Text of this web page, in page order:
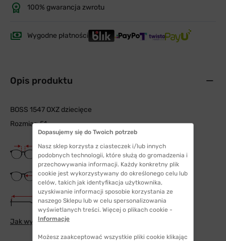
100% gwarancja zwrotu
Wygodne płatności
Opis produktu
BOSS 1547 OXZ dziecięce
Rozmiar: 51
Szerokość mostka
16 mm
Szerokość szkła
51 mm
Długość zauszników
130 mm
Jak wybrać odpowiedni rozmiar
Dopasujemy się do Twoich potrzeb
Nasz sklep korzysta z ciasteczek i/lub innych
podobnych technologii, które służą do gromadzenia i
przechowywania informacji. Każdy konkretny plik
cookie jest wykorzystywany do określonego celu lub
celów, takich jak identyfikacja użytkownika,
uzyskiwanie informacji sposobie korzystania ze
naszego Sklepu lub w celu spersonalizowania
wyświetlanych treści. Więcej o plikach cookie -
Informacje
Możesz zaakceptować wszystkie pliki cookie klikając